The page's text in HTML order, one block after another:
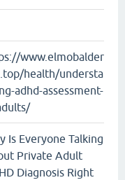
www.elmobalder
health/understa
adhd-assessment-
Is Everyone Talking
Private Adult
Diagnosis Right